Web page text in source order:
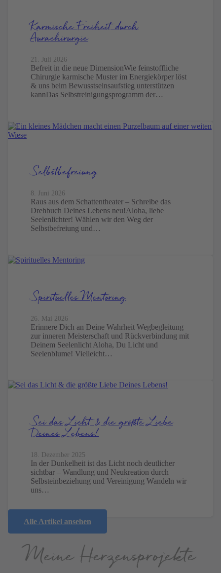
Karmische Freiheit durch
Aurachirurgie
21. Juli 2026
Befreit in die neue DimensionWie feinstoffliche
Chirurgie karmische Muster im Energiekörper löst
& uns beim Bewusstseinsaufstieg unterstützen
kannDas Selbstreinigungsprogramm der…
Selbst­befreiung
8. Juni 2026
Raus aus dem Schattentheater – Schreibe das
Drehbuch Deines Lebens neu!Aloha, liebe
Seelenlichter! Wählen wir den Weg der
Selbstbefreiung und…
Spirituelles Mentoring
26. Mai 2026
Erinnere Dich an Deine Wahrheit Wegbegleitung
zur inneren Meisterschaft und Rückverbindung mit
Deinem Seelenlicht Aloha, Du Licht und
Seelenblume! Vielleicht…
Sei das Licht & die größte Liebe
Deines Lebens!
18. Dezember 2025
In der Dunkelheit ist das Licht noch deutlicher
sichtbar – Wandlung und Neukreation durch
Selbsteinbeziehung und Vereinigung Wandeln wir
uns…
Alle Artikel ansehen
Meine Herzens­projekte